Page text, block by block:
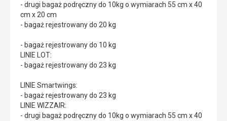
- drugi bagaż podręczny do 10kg o wymiarach 55 cm x 40
cm x 20 cm
- bagaż rejestrowany do 20 kg
- bagaż rejestrowany do 10 kg
LINIE LOT:
- bagaż rejestrowany do 23 kg
LINIE Smartwings:
- bagaż rejestrowany do 23 kg
LINIE WIZZAIR:
- drugi bagaż podręczny do 10kg o wymiarach 55 cm x 40